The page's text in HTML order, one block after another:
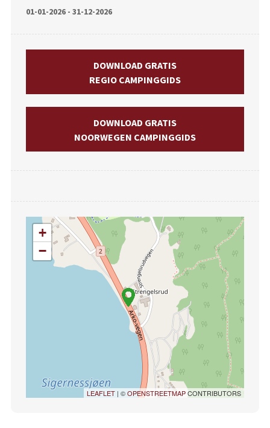
01-01-2026 - 31-12-2026
DOWNLOAD GRATIS
REGIO CAMPINGGIDS
DOWNLOAD GRATIS
NOORWEGEN CAMPINGGIDS
+
−
LEAFLET | ©OPENSTREETMAPCONTRIBUTORS